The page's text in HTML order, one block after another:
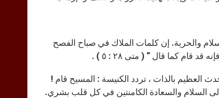
والحرية. إن كلمات الملاك في صباح الفصح
قام كما قال ” ( متى ٢٨ : ٥ ) .
العظيم بالذات ، تردد الكنيسة : المسيح قام !
السلام والسعادة الكامنتين في كل قلب بشري.